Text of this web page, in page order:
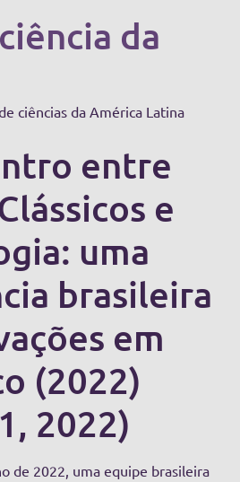
ferramentas
da
ciências da América Latina
entre
e
uma
brasileira
em
(2022)
2022)
de 2022, uma equipe brasileira